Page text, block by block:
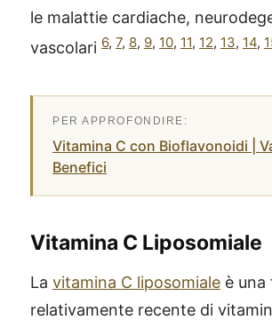
le malattie cardiache,
vascolari 6, 7, 8, 9, 10, 11, 12, 13, 14,
Vitamina C con Bioflavonoidi |
Benefici
Vitamina C Liposomiale
La vitamina C liposomiale è una
relativamente recente di